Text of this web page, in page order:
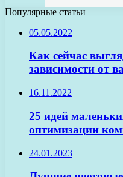
Популярные статьи
05.05.2022
Как сейчас
зависимости от
16.11.2022
25 идей
оптимизации
24.01.2023